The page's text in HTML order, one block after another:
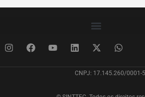
CNPJ: 17.145.260/0001-